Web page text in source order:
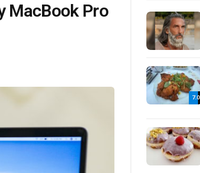
MacBook Pro
7.0